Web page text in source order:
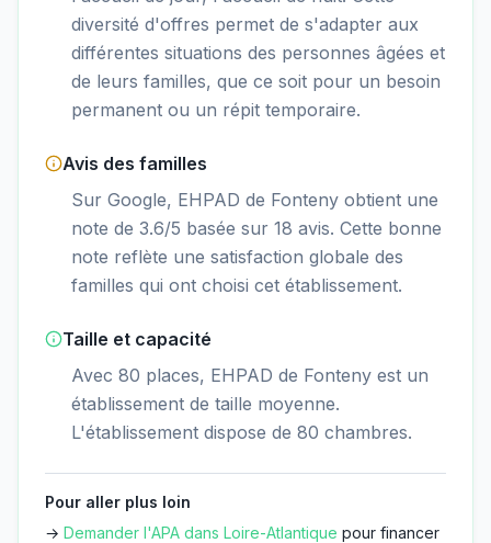
diversité d'offres permet de s'adapter aux
différentes situations des personnes âgées et
de leurs familles, que ce soit pour un besoin
permanent ou un répit temporaire.
Avis des familles
Sur Google, EHPAD de Fonteny obtient une
note de 3.6/5 basée sur 18 avis. Cette bonne
note reflète une satisfaction globale des
familles qui ont choisi cet établissement.
Taille et capacité
Avec 80 places, EHPAD de Fonteny est un
établissement de taille moyenne.
L'établissement dispose de 80 chambres.
Pour aller plus loin
→ Demander l'APA dans Loire-Atlantique pour financer